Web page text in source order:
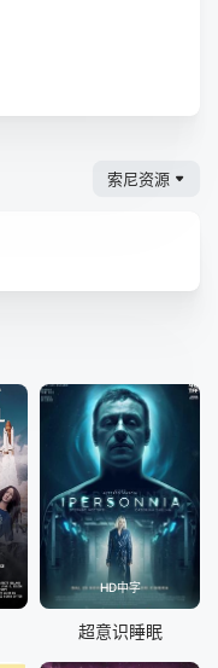
索尼资源
HD中字
超意识睡眠